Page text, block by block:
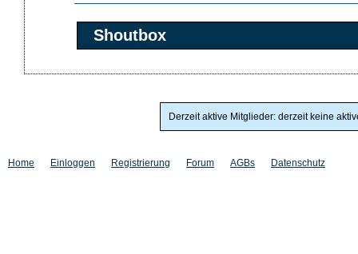
Shoutbox
Derzeit aktive Mitglieder: derzeit keine
Home Einloggen Registrierung Forum AGBs Datenschutz